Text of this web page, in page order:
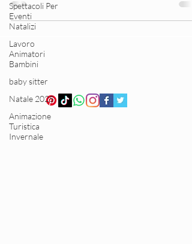
Spettacoli Per
Eventi
Natalizi
Lavoro
Animatori
Bambini
baby sitter
Natale 2025
Animazione
Turistica
Invernale
animatori turistici, artisti, bagnini di...